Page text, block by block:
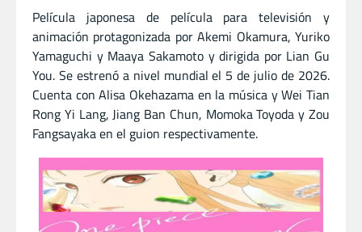
Película japonesa de película para televisión y
animación protagonizada por Akemi Okamura, Yuriko
Yamaguchi y Maaya Sakamoto y dirigida por Lian Gu
You. Se estrenó a nivel mundial el 5 de julio de 2026.
Cuenta con Alisa Okehazama en la música y Wei Tian
Rong Yi Lang, Jiang Ban Chun, Momoka Toyoda y Zou
Fangsayaka en el guion respectivamente.